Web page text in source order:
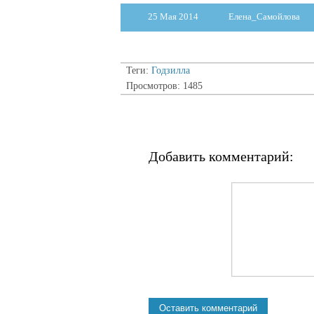
25 Мая 2014 Елена_Самойлова
Теги: Годзилла
Просмотров: 1485
Добавить комментарий: